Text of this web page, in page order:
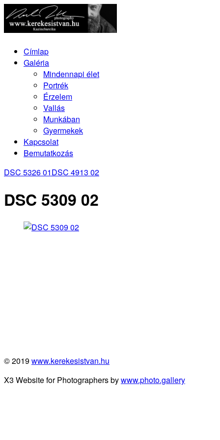
Címlap
Galéria
Mindennapi élet
Portrék
Érzelem
Vallás
Munkában
Gyermekek
Kapcsolat
Bemutatkozás
DSC 5326 01DSC 4913 02
DSC 5309 02
© 2019www.kerekesistvan.hu
X3 Website for Photographers bywww.photo.gallery